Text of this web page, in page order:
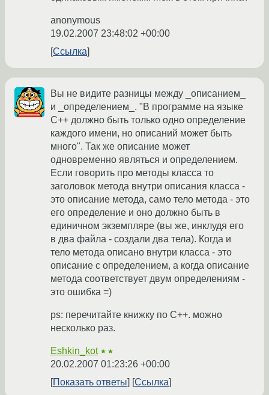
anonymous
19.02.2007 23:48:02 +00:00
Ссылка
Вы не видите разницы между _описанием_
и _определением_. "В программе на языке
С++ должно быть только одно определение
каждого имени, но описаний может быть
много". Так же описание может
одновременно являться и определением.
Если говорить про методы класса то
заголовок метода внутри описания класса -
это описание метода, само тело метода - это
его определение и оно должно быть в
единичном экземпляре (вы же, инклудя его
в два файла - создали два тела). Когда и
тело метода описано внутри класса - это
описание с определением, а когда описание
метода соответствует двум определениям -
это ошибка =)
ps: перечитайте книжку по С++. можно
несколько раз.
Eshkin_kot ★★
20.02.2007 01:23:26 +00:00
Показать ответы
Ссылка